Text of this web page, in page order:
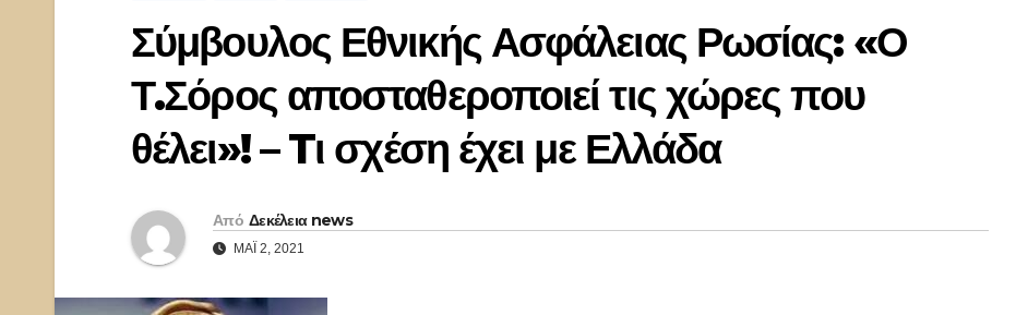
Σύμβουλος Εθνικής Ασφάλειας Ρωσίας: «Ο
Τ.Σόρος αποσταθεροποιεί τις χώρες που
θέλει»! – Tι σχέση έχει με Ελλάδα
Από Δεκέλεια news
ΜΆΙ 2, 2021